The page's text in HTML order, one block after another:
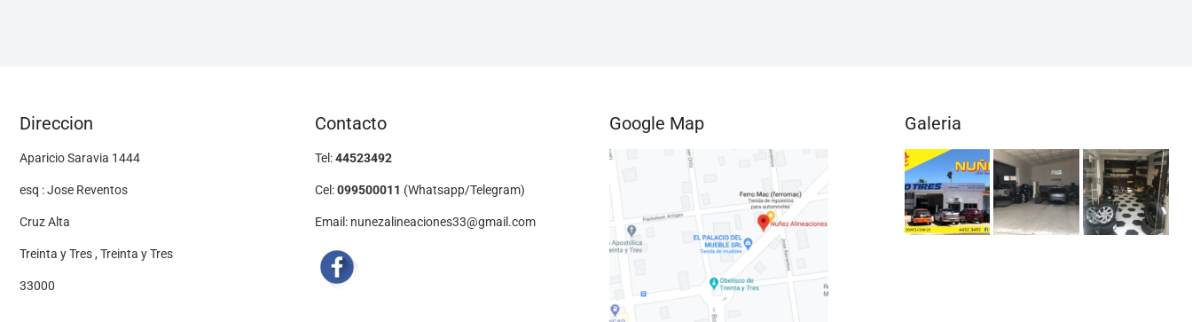
Direccion
Aparicio Saravia 1444
esq : Jose Reventos
Cruz Alta
Treinta y Tres , Treinta y Tres
33000
Contacto
Tel:44523492
Cel:099500011 (Whatsapp/Telegram)
Email: nunezalineaciones33@gmail.com
Google Map Galeria